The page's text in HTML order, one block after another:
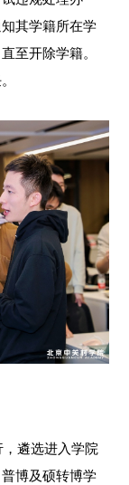
其学籍所在学
至开除学籍。
遴选进入学院
博及硕转博学